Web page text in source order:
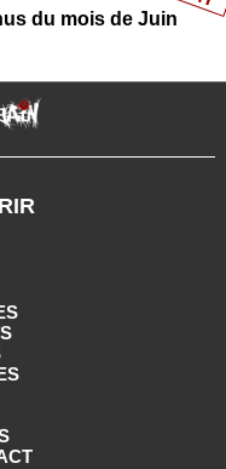
du mois de Juin